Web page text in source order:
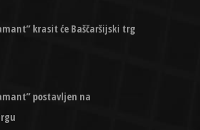
krasit će Baščaršijski trg
postavljen na